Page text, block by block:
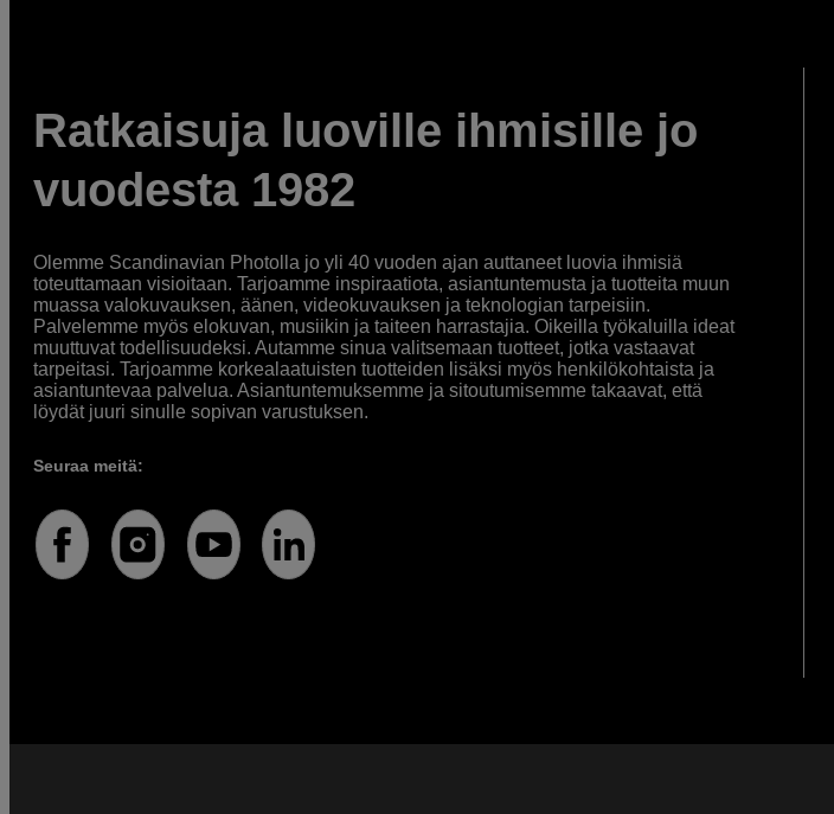
Ratkaisuja luoville ihmisille jo
vuodesta 1982
Olemme Scandinavian Photolla jo yli 40 vuoden ajan auttaneet luovia ihmisiä
toteuttamaan visioitaan. Tarjoamme inspiraatiota, asiantuntemusta ja tuotteita muun
muassa valokuvauksen, äänen, videokuvauksen ja teknologian tarpeisiin.
Palvelemme myös elokuvan, musiikin ja taiteen harrastajia. Oikeilla työkaluilla ideat
muuttuvat todellisuudeksi. Autamme sinua valitsemaan tuotteet, jotka vastaavat
tarpeitasi. Tarjoamme korkealaatuisten tuotteiden lisäksi myös henkilökohtaista ja
asiantuntevaa palvelua. Asiantuntemuksemme ja sitoutumisemme takaavat, että
löydät juuri sinulle sopivan varustuksen.
Seuraa meitä: